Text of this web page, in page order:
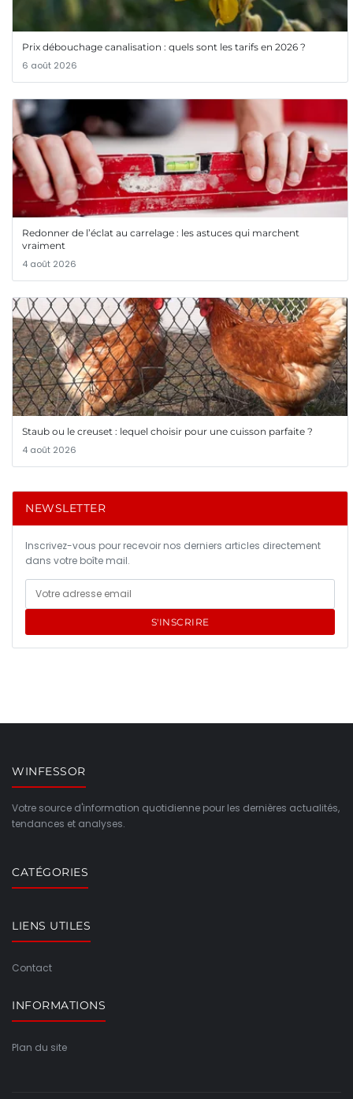
Prix débouchage canalisation : quels sont les tarifs en 2026 ?
6 août 2026
Redonner de l’éclat au carrelage : les astuces qui marchent
vraiment
4 août 2026
Staub ou le creuset : lequel choisir pour une cuisson parfaite ?
4 août 2026
NEWSLETTER
Inscrivez-vous pour recevoir nos derniers articles directement
dans votre boîte mail.
S'INSCRIRE
WINFESSOR
Votre source d'information quotidienne pour les dernières actualités,
tendances et analyses.
CATÉGORIES
LIENS UTILES
Contact
INFORMATIONS
Plan du site